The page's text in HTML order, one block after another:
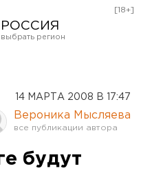
РОССИЯ
Оренбург
[18+]
14 МАРТА 2008 В 17:47
Вероника Мысляева
будут